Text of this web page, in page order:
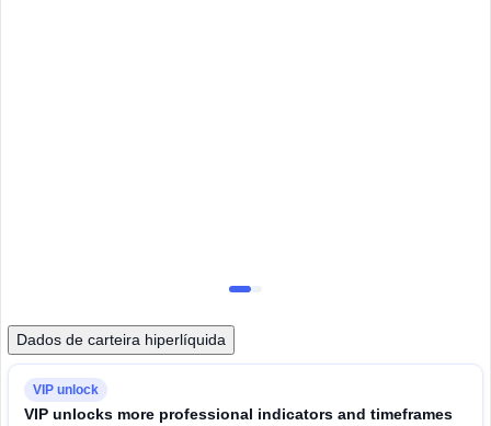
Visao geral do mercado cripto spot e futuro
Dados de carteira hiperlíquida
VIP unlock
VIP unlocks more professional indicators and timeframes